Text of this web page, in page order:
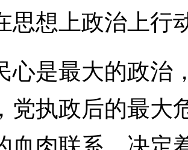
思想上政治上行
是最大的政治
党执政后的最大